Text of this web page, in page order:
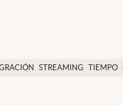
STREAMING TIEMPO